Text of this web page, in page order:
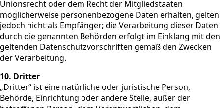
Unionsrecht oder dem Recht der Mitgliedstaaten
möglicherweise personenbezogene Daten erhalten, gelten
jedoch nicht als Empfänger; die Verarbeitung dieser Daten
durch die genannten Behörden erfolgt im Einklang mit den
geltenden Datenschutzvorschriften gemäß den Zwecken
der Verarbeitung.
10. Dritter
„Dritter“ ist eine natürliche oder juristische Person,
Behörde, Einrichtung oder andere Stelle, außer der